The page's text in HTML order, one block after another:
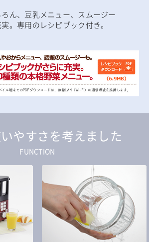
ろん、豆乳メニュー、スムージー
。専用のレシピブック付き。
やすさを考えました
FUNCTION